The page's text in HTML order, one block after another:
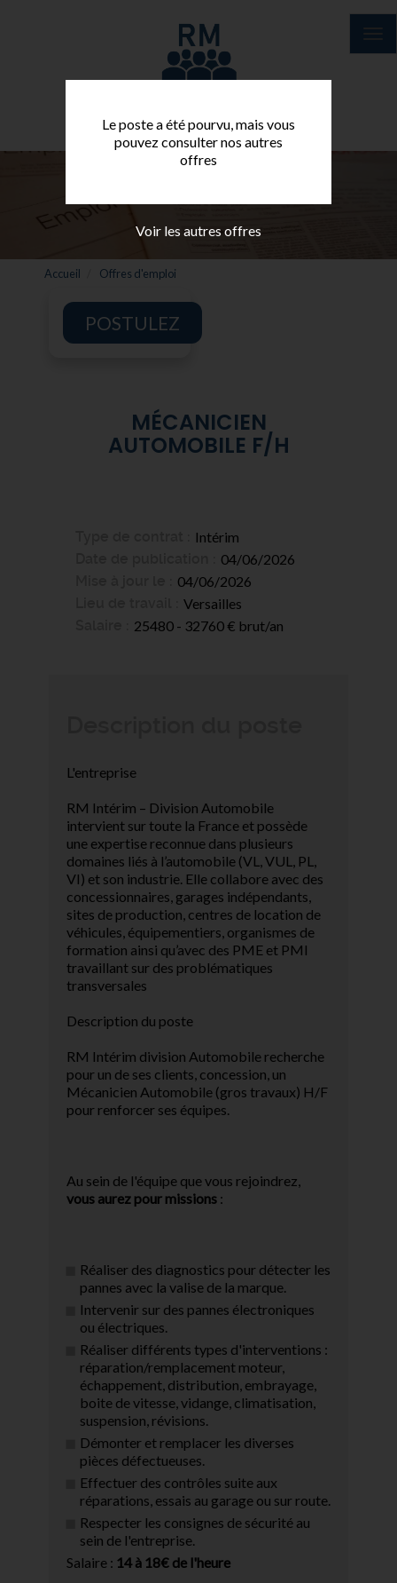
Accueil Offres d'emploi
Le poste a été pourvu, mais vous
pouvez consulter nos autres
offres
Voir les autres offres
POSTULEZ
MÉCANICIEN
AUTOMOBILE F/H
Intérim
04/06/2026
04/06/2026
Versailles
25480 - 32760 € brut/an
L'entreprise
RM Intérim – Division Automobile
intervient sur toute la France et possède
une expertise reconnue dans plusieurs
domaines liés à l’automobile (VL, VUL, PL,
VI) et son industrie. Elle collabore avec des
concessionnaires, garages indépendants,
sites de production, centres de location de
véhicules, équipementiers, organismes de
formation ainsi qu’avec des PME et PMI
travaillant sur des problématiques
transversales
Description du poste
RM Intérim division Automobile recherche
pour un de ses clients, concession, un
Mécanicien Automobile (gros travaux) H/F
pour renforcer ses équipes.
Au sein de l'équipe que vous rejoindrez,
vous aurez pour missions :
Réaliser des diagnostics pour détecter les
pannes avec la valise de la marque.
Intervenir sur des pannes électroniques
ou électriques.
Réaliser différents types d'interventions :
réparation/remplacement moteur,
échappement, distribution, embrayage,
boite de vitesse, vidange, climatisation,
suspension, révisions.
Démonter et remplacer les diverses
pièces défectueuses.
Effectuer des contrôles suite aux
réparations, essais au garage ou sur route.
Respecter les consignes de sécurité au
sein de l'entreprise.
Salaire : 14 à 18€ de l'heure